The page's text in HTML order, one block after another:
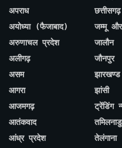
अपराध
अयोध्या (फैजाबाद)
अरुणाचल प्रदेश
अलीगढ़
असम
आगरा
आजमगढ़
आतंकवाद
आंध्र प्रदेश
छत्तीसगढ़
जम्मू और
जालौन
जौनपुर
झारखण्ड
झांसी
ट्रेंडिंग
तमिलनाडु
तेलंगाना